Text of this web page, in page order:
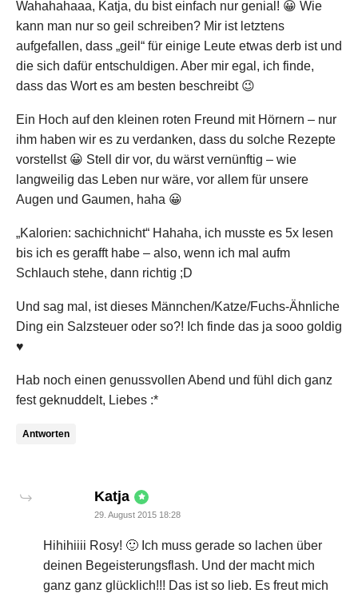
Wahahahaaa, Katja, du bist einfach nur genial! 😀 Wie
kann man nur so geil schreiben? Mir ist letztens
aufgefallen, dass „geil“ für einige Leute etwas derb ist und
die sich dafür entschuldigen. Aber mir egal, ich finde,
dass das Wort es am besten beschreibt 😉
Ein Hoch auf den kleinen roten Freund mit Hörnern – nur
ihm haben wir es zu verdanken, dass du solche Rezepte
vorstellst 😀 Stell dir vor, du wärst vernünftig – wie
langweilig das Leben nur wäre, vor allem für unsere
Augen und Gaumen, haha 😀
„Kalorien: sachichnicht“ Hahaha, ich musste es 5x lesen
bis ich es gerafft habe – also, wenn ich mal aufm
Schlauch stehe, dann richtig ;D
Und sag mal, ist dieses Männchen/Katze/Fuchs-Ähnliche
Ding ein Salzsteuer oder so?! Ich finde das ja sooo goldig
♥
Hab noch einen genussvollen Abend und fühl dich ganz
fest geknuddelt, Liebes :*
Antworten
Katja says:
29. August 2015 18:28
Hihihiiii Rosy! 🙂 Ich muss gerade so lachen über
deinen Begeisterungsflash. Und der macht mich
ganz ganz glücklich!!! Das ist so lieb. Es freut mich